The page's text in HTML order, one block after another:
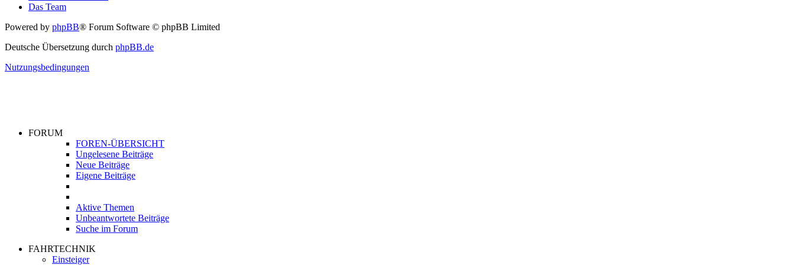
Das Team
Powered by phpBB® Forum Software © phpBB Limited
Deutsche Übersetzung durch phpBB.de
Nutzungsbedingungen
FORUM
FOREN-ÜBERSICHT
Ungelesene Beiträge
Neue Beiträge
Eigene Beiträge
Aktive Themen
Unbeantwortete Beiträge
Suche im Forum
FAHRTECHNIK
Einsteiger